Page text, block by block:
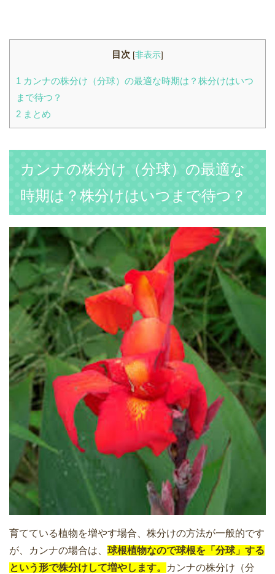
目次 [非表示]
1 カンナの株分け（分球）の最適な時期は？株分けはいつ
まで待つ？
2 まとめ
カンナの株分け（分球）の最適な
時期は？株分けはいつまで待つ？
育てている植物を増やす場合、株分けの方法が一般的です
が、カンナの場合は、 球根植物なので球根を「分球」する
という形で株分けして増やします。
カンナの株分け（分